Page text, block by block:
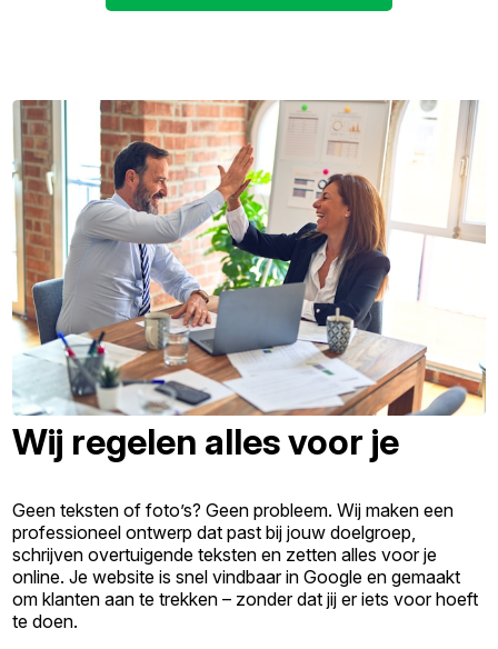
Wij regelen alles voor je
Geen teksten of foto’s? Geen probleem. Wij maken een
professioneel ontwerp dat past bij jouw doelgroep,
schrijven overtuigende teksten en zetten alles voor je
online. Je website is snel vindbaar in Google en gemaakt
om klanten aan te trekken – zonder dat jij er iets voor hoeft
te doen.